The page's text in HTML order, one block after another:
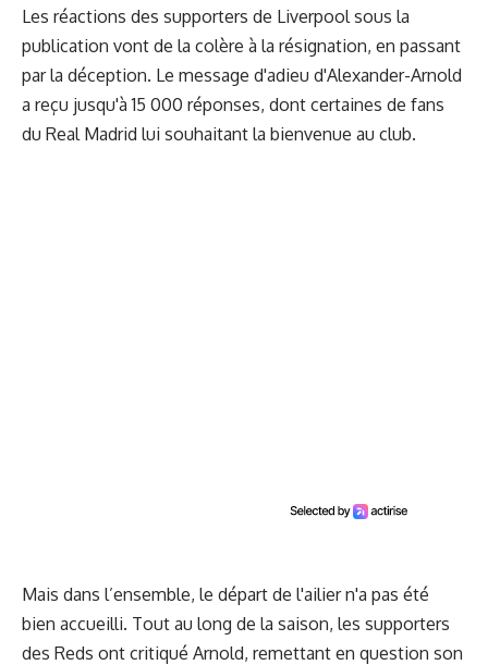
Les réactions des supporters de Liverpool sous la
publication vont de la colère à la résignation, en passant
par la déception. Le message d'adieu d'Alexander-Arnold
a reçu jusqu'à 15 000 réponses, dont certaines de fans
du Real Madrid lui souhaitant la bienvenue au club.
Mais dans l’ensemble, le départ de l'ailier n'a pas été
bien accueilli. Tout au long de la saison, les supporters
des Reds ont critiqué Arnold, remettant en question son